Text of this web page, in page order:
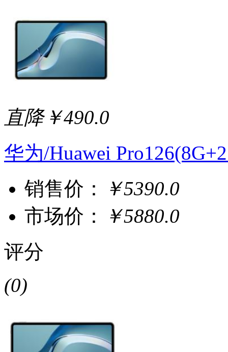
直降￥490.0
华为/Huawei
销售价：
￥5390.0
市场价：
￥5880.0
评分
(0)